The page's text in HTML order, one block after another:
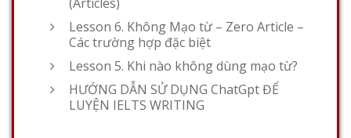
Lesson 6. Không Mạo từ – Zero Article –
Các trường hợp đặc biệt
Lesson 5. Khi nào không dùng mạo từ?
HƯỚNG DẪN SỬ DỤNG ChatGpt ĐỂ
LUYỆN IELTS WRITING